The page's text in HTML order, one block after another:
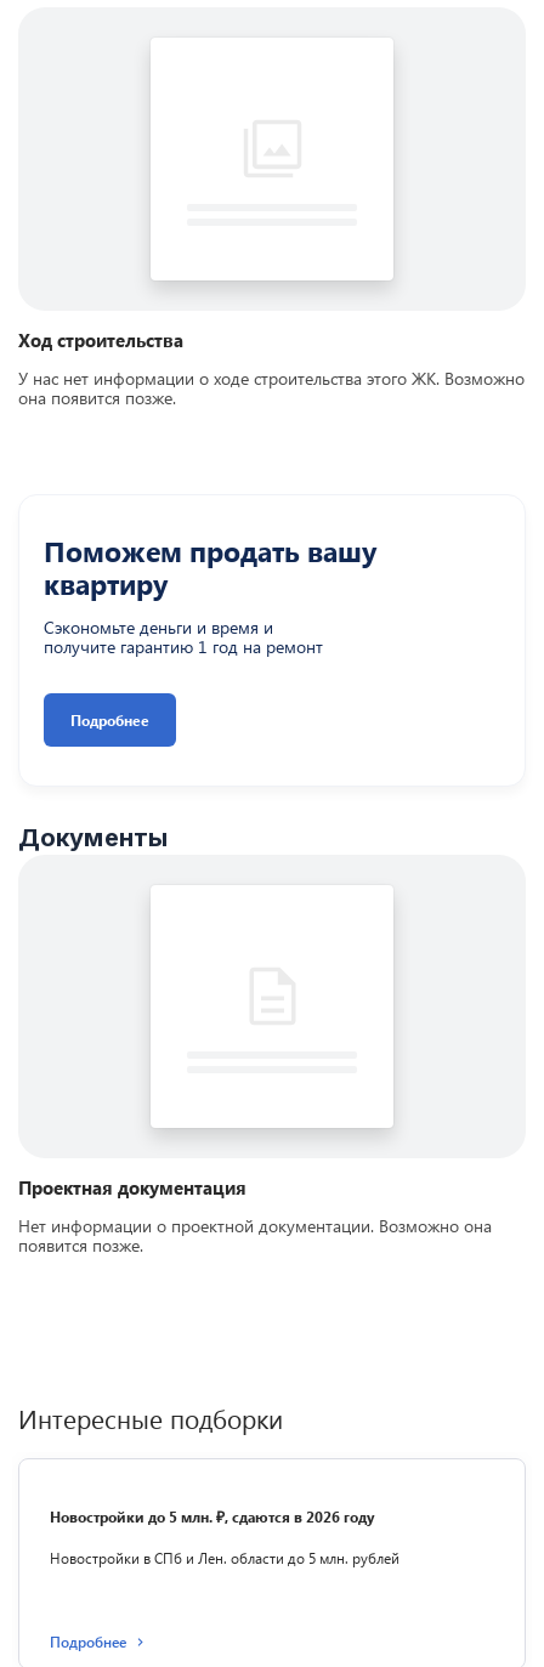
Ход строительства
У нас нет информации о ходе строительства этого ЖК. Возможно
она появится позже.
Поможем продать вашу
квартиру
Сэкономьте деньги и время и
получите гарантию 1 год на ремонт
Подробнее
Документы
Проектная документация
Нет информации о проектной документации. Возможно она
появится позже.
Интересные подборки
Новостройки до 5 млн. ₽, сдаются в 2026 году
Новостройки в СПб и Лен. области до 5 млн. рублей
Подробнее